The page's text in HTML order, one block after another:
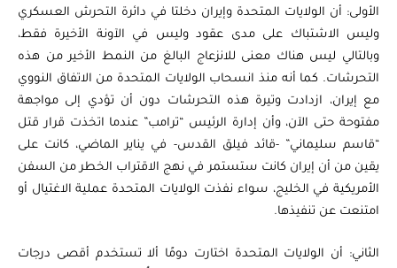
الأولى: أن الولايات المتحدة وإيران دخلتا في دائرة التحرش العسكري
وليس الاشتباك على مدى عقود وليس في الآونة الأخيرة فقط،
وبالتالي ليس هناك معنى للانزعاج البالغ من النمط الأخير من هذه
التحرشات. كما أنه منذ انسحاب الولايات المتحدة من الاتفاق النووي
مع إيران، ازدادت وتيرة هذه التحرشات دون أن تؤدي إلى مواجهة
مفتوحة حتى الآن، وأن إدارة الرئيس “ترامب” عندما اتخذت قرار قتل
“قاسم سليماني” -قائد فيلق القدس- في يناير الماضي، كانت على
يقين من أن إيران كانت ستستمر في نهج الاقتراب الخطر من السفن
الأمريكية في الخليج، سواء نفذت الولايات المتحدة عملية الاغتيال أو
امتنعت عن تنفيذها.
الثاني: أن الولايات المتحدة اختارت دومًا ألا تستخدم أقصى درجات